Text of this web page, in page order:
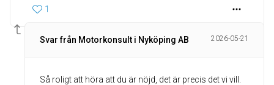
1
Svar från Motorkonsult i Nyköping AB 2026-05-21
Så roligt att höra att du är nöjd, det är precis det vi vill.